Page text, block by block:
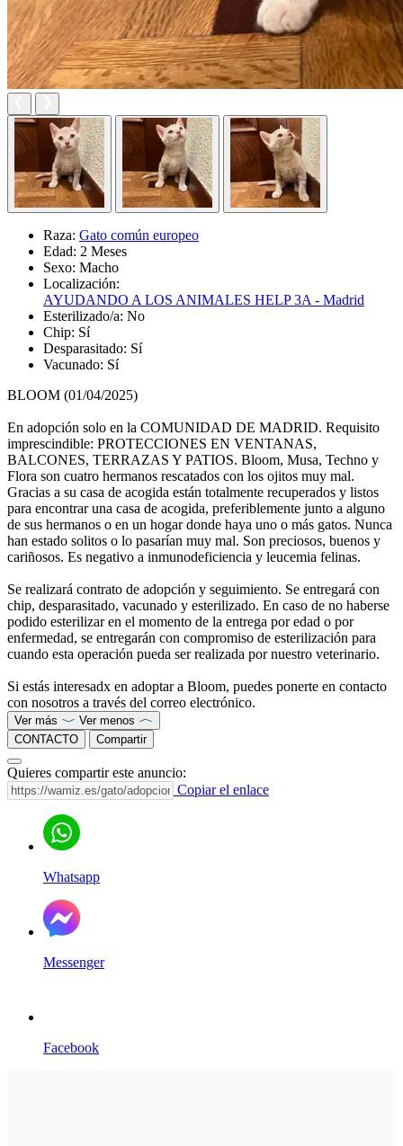
Raza: Gato común europeo
Edad: 2 Meses
Sexo: Macho
Localización:
AYUDANDO A LOS ANIMALES HELP 3A - Madrid
Esterilizado/a: No
Chip: Sí
Desparasitado: Sí
Vacunado: Sí
BLOOM (01/04/2025)
En adopción solo en la COMUNIDAD DE MADRID. Requisito
imprescindible: PROTECCIONES EN VENTANAS,
BALCONES, TERRAZAS Y PATIOS. Bloom, Musa, Techno y
Flora son cuatro hermanos rescatados con los ojitos muy mal.
Gracias a su casa de acogida están totalmente recuperados y listos
para encontrar una casa de acogida, preferiblemente junto a alguno
de sus hermanos o en un hogar donde haya uno o más gatos. Nunca
han estado solitos o lo pasarían muy mal. Son preciosos, buenos y
cariñosos. Es negativo a inmunodeficiencia y leucemia felinas.
Se realizará contrato de adopción y seguimiento. Se entregará con
chip, desparasitado, vacunado y esterilizado. En caso de no haberse
podido esterilizar en el momento de la entrega por edad o por
enfermedad, se entregarán con compromiso de esterilización para
cuando esta operación pueda ser realizada por nuestro veterinario.
Si estás interesadx en adoptar a Bloom, puedes ponerte en contacto
con nosotros a través del correo electrónico.
Ver más
Ver menos
CONTACTO
Compartir
Quieres compartir este anuncio:
Copiar el enlace
Whatsapp
Messenger
Facebook